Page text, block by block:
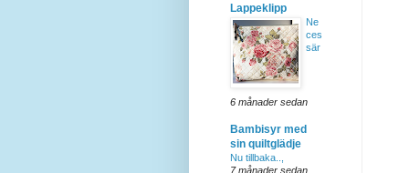
Lappeklipp
Ne
ces
sär
6 månader sedan
Bambisyr med
sin quiltglädje
Nu tillbaka..,
7 månader sedan